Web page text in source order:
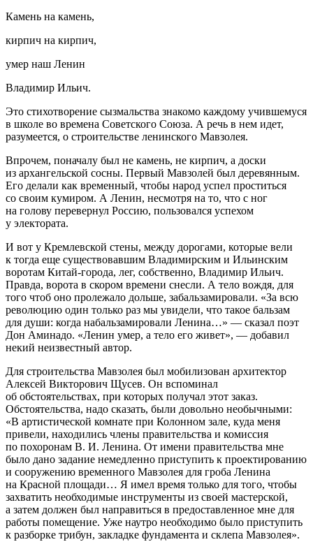
Камень на камень,
кирпич на кирпич,
умер наш Ленин
Владимир Ильич.
Это стихотворение сызмальства знакомо каждому учившемуся
в школе во времена Советского Союза. А речь в нем идет,
разумеется, о строительстве ленинского Мавзолея.
Впрочем, поначалу был не камень, не кирпич, а доски
из архангельской сосны. Первый Мавзолей был деревянным.
Его делали как временный, чтобы народ успел проститься
со своим кумиром. А Ленин, несмотря на то, что с ног
на голову перевернул Россию, пользовался успехом
у электората.
И вот у Кремлевской стены, между дорогами, которые вели
к тогда еще существовавшим Владимирским и Ильинским
воротам Китай-города, лег, собственно, Владимир Ильич.
Правда, ворота в скором времени снесли. А тело вождя, для
того чтоб оно пролежало дольше, забальзамировали. «За всю
революцию один только раз мы увидели, что такое бальзам
для души: когда набальзамировали Ленина…» — сказал поэт
Дон Аминадо. «Ленин умер, а тело его живет», — добавил
некий неизвестный автор.
Для строительства Мавзолея был мобилизован архитектор
Алексей Викторович Щусев. Он вспоминал
об обстоятельствах, при которых получал этот заказ.
Обстоятельства, надо сказать, были довольно необычными:
«В артистической комнате при Колонном зале, куда меня
привели, находились члены правительства и комиссия
по похоронам В. И. Ленина. От имени правительства мне
было дано задание немедленно приступить к проектированию
и сооружению временного Мавзолея для гроба Ленина
на Красной площади… Я имел время только для того, чтобы
захватить необходимые инструменты из своей мастерской,
а затем должен был направиться в предоставленное мне для
работы помещение. Уже наутро необходимо было приступить
к разборке трибун, закладке фундамента и склепа Мавзолея».